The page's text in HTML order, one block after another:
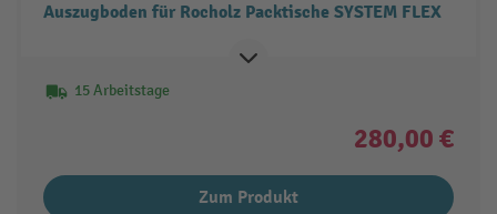
Auszugboden für Rocholz Packtische SYSTEM FLEX
15 Arbeitstage
280,00 €
Zum Produkt